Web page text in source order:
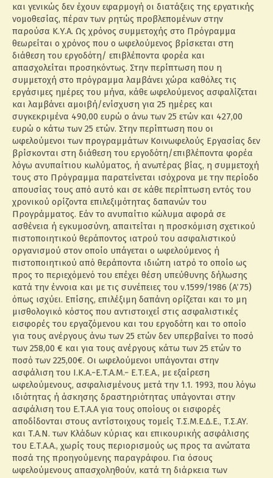
και γενικώς δεν έχουν εφαρμογή οι διατάξεις της εργατικής
νομοθεσίας, πέραν των ρητώς προβλεπομένων στην
παρούσα Κ.Υ.Α. Ως χρόνος συμμετοχής στο Πρόγραμμα
θεωρείται ο χρόνος που ο ωφελούμενος βρίσκεται στη
διάθεση του εργοδότη/ επιβλέποντα φορέα και
απασχολείται προσηκόντως. Στην περίπτωση που η
συμμετοχή στο πρόγραμμα λαμβάνει χώρα καθόλες τις
εργάσιμες ημέρες του μήνα, κάθε ωφελούμενος ασφαλίζεται
και λαμβάνει αμοιβή/ενίσχυση για 25 ημέρες και
συγκεκριμένα 490,00 ευρώ ο άνω των 25 ετών και 427,00
ευρώ ο κάτω των 25 ετών. Στην περίπτωση που οι
ωφελούμενοι των προγραμμάτων Κοινωφελούς Εργασίας δεν
βρίσκονται στη διάθεση του εργοδότη/επιβλέποντα φορέα
λόγω ανυπαίτιου κωλύματος, ή ανωτέρας βίας, η συμμετοχή
τους στο Πρόγραμμα παρατείνεται ισόχρονα με την περίοδο
απουσίας τους από αυτό και σε κάθε περίπτωση εντός του
χρονικού ορίζοντα επιλεξιμότητας δαπανών του
Προγράμματος. Εάν το ανυπαίτιο κώλυμα αφορά σε
ασθένεια ή εγκυμοσύνη, απαιτείται η προσκόμιση σχετικού
πιστοποιητικού θεράποντος ιατρού του ασφαλιστικού
οργανισμού στον οποίο υπάγεται ο ωφελούμενος ή
πιστοποιητικού από θεράποντα ιδιώτη ιατρό το οποίο ως
προς το περιεχόμενό του επέχει θέση υπεύθυνης δήλωσης
κατά την έννοια και με τις συνέπειες του ν.1599/1986 (Α΄ 75)
όπως ισχύει. Επίσης, επιλέξιμη δαπάνη ορίζεται και το μη
μισθολογικό κόστος που αντιστοιχεί στις ασφαλιστικές
εισφορές του εργαζόμενου και του εργοδότη και το οποίο
για τους ανέργους άνω των 25 ετών δεν υπερβαίνει το ποσό
των 258,00 € και για τους ανέργους κάτω των 25 ετών το
ποσό των 225,00€. Οι ωφελούμενοι υπάγονται στην
ασφάλιση του Ι.Κ.Α.−Ε.Τ.Α.Μ.− Ε.Τ.Ε.Α., με εξαίρεση
ωφελούμενους, ασφαλισμένους μετά την 1.1. 1993, που λόγω
ιδιότητας ή άσκησης δραστηριότητας υπάγονται στην
ασφάλιση του Ε.Τ.Α.Α για τους οποίους οι εισφορές
αποδίδονται στους αντίστοιχους τομείς Τ.Σ.Μ.Ε.Δ.Ε., Τ.Σ.ΑΥ.
και Τ.Α.Ν. των Κλάδων κύριας και επικουρικής ασφάλισης
του Ε.Τ.Α.Α., χωρίς τους περιορισμούς ως προς τα ανώτατα
ποσά της προηγούμενης παραγράφου. Για όσους
ωφελούμενους απασχοληθούν, κατά τη διάρκεια των